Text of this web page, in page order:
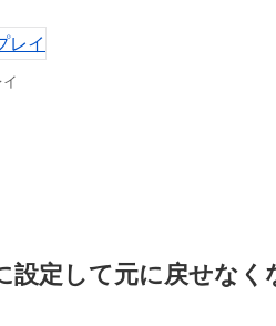
定して元に戻せなく